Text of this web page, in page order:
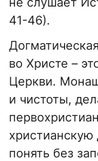
41-46).
во Христе –
Церкви.
и чистоты,
понять без